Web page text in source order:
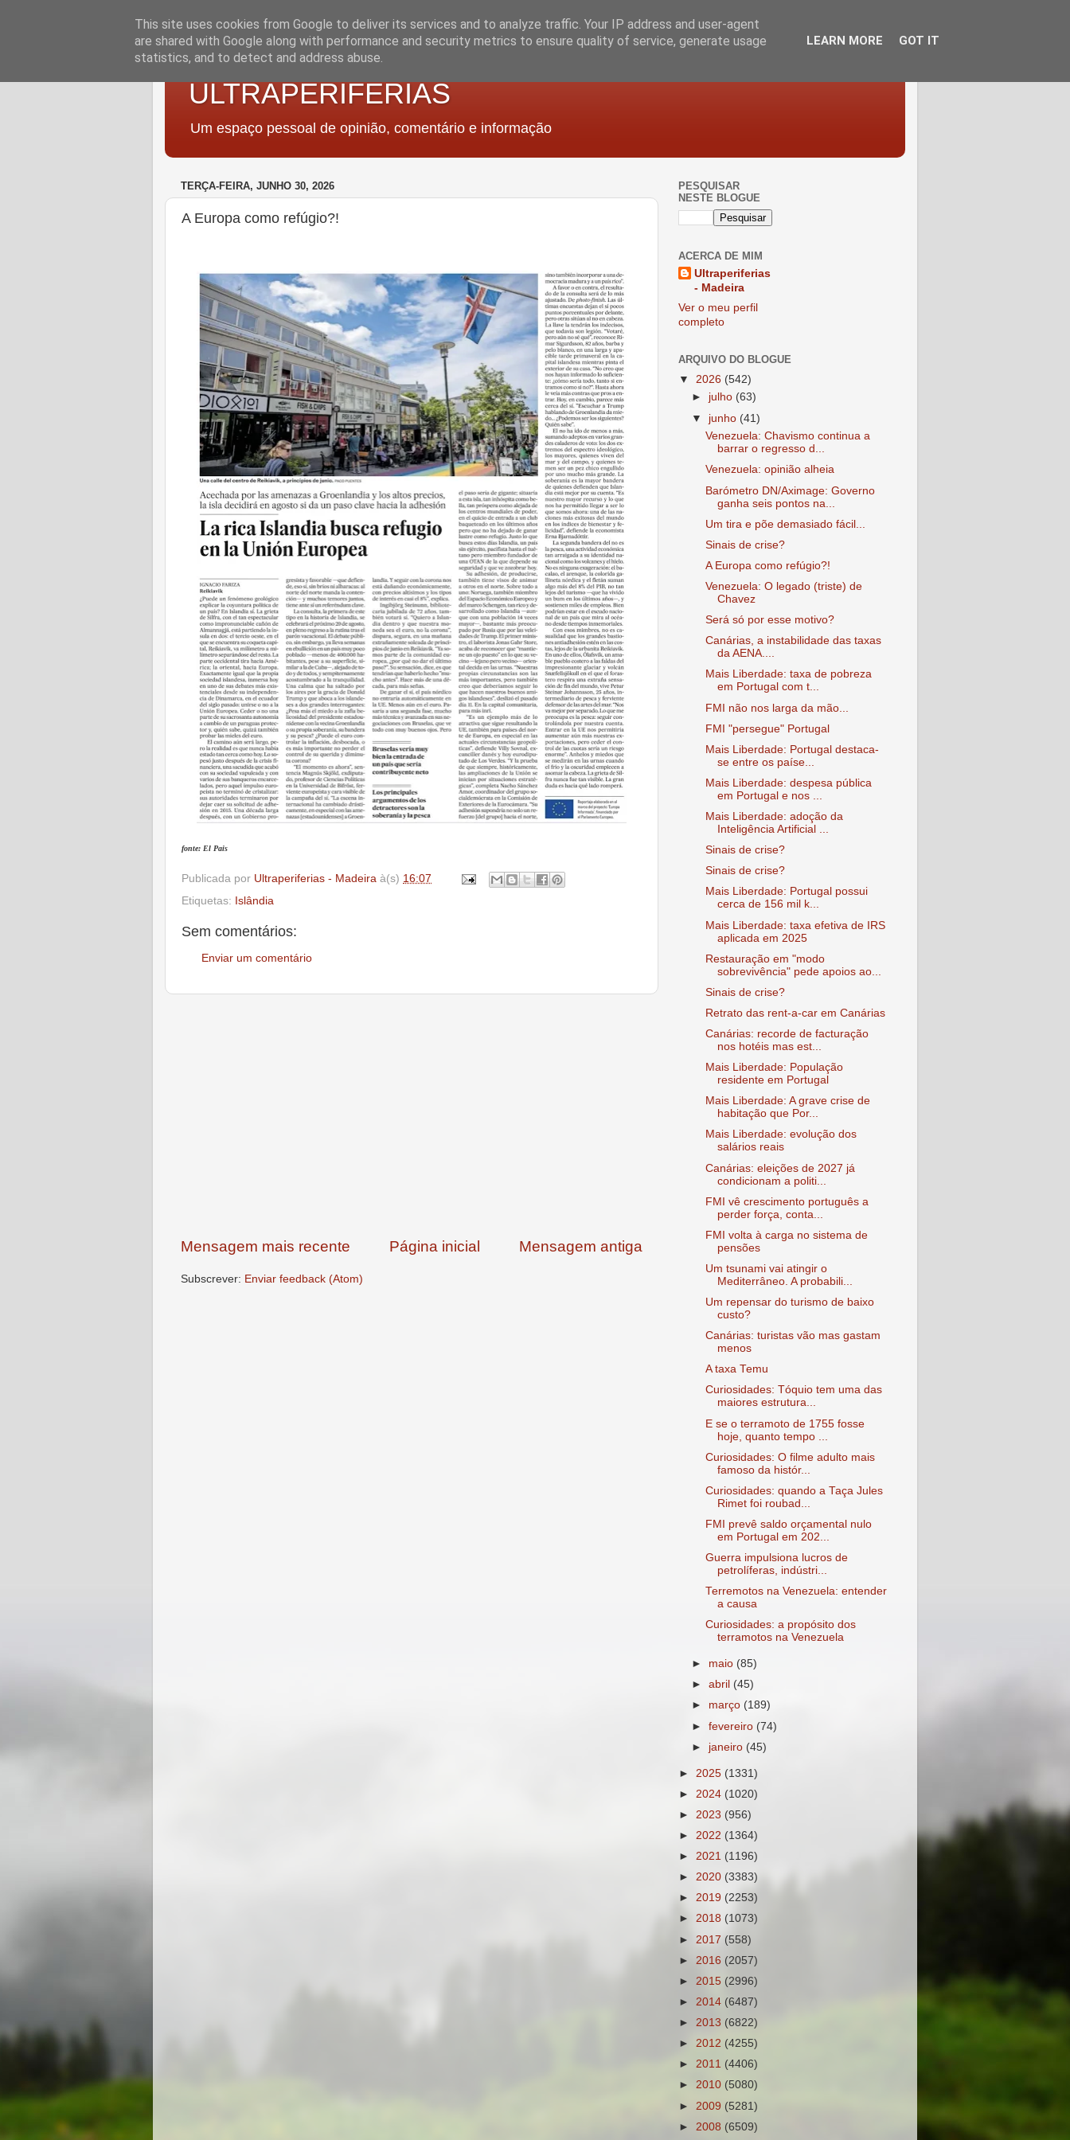
ULTRAPERIFERIAS
Um espaço pessoal de opinião, comentário e informação
TERÇA-FEIRA, JUNHO 30, 2026
A Europa como refúgio?!
fonte: El Pais
Publicada por Ultraperiferias - Madeira à(s) 16:07
Etiquetas: Islândia
Sem comentários:
Enviar um comentário
Mensagem mais recente Mensagem antiga
Página inicial
Subscrever: Enviar feedback (Atom)
PESQUISAR
NESTE BLOGUE
ACERCA DE MIM
Ultraperiferias
- Madeira
Ver o meu perfil
completo
ARQUIVO DO BLOGUE
▼ 2026 (542)
► julho (63)
▼ junho (41)
Venezuela: Chavismo continua a
barrar o regresso d...
Venezuela: opinião alheia
Barómetro DN/Aximage: Governo
ganha seis pontos na...
Um tira e põe demasiado fácil...
Sinais de crise?
A Europa como refúgio?!
Venezuela: O legado (triste) de
Chavez
Será só por esse motivo?
Canárias, a instabilidade das taxas
da AENA....
Mais Liberdade: taxa de pobreza
em Portugal com t...
FMI não nos larga da mão...
FMI "persegue" Portugal
Mais Liberdade: Portugal destaca-
se entre os paíse...
Mais Liberdade: despesa pública
em Portugal e nos ...
Mais Liberdade: adoção da
Inteligência Artificial ...
Sinais de crise?
Sinais de crise?
Mais Liberdade: Portugal possui
cerca de 156 mil k...
Mais Liberdade: taxa efetiva de IRS
aplicada em 2025
Restauração em "modo
sobrevivência" pede apoios ao...
Sinais de crise?
Retrato das rent-a-car em Canárias
Canárias: recorde de facturação
nos hotéis mas est...
Mais Liberdade: População
residente em Portugal
Mais Liberdade: A grave crise de
habitação que Por...
Mais Liberdade: evolução dos
salários reais
Canárias: eleições de 2027 já
condicionam a politi...
FMI vê crescimento português a
perder força, conta...
FMI volta à carga no sistema de
pensões
Um tsunami vai atingir o
Mediterrâneo. A probabili...
Um repensar do turismo de baixo
custo?
Canárias: turistas vão mas gastam
menos
A taxa Temu
Curiosidades: Tóquio tem uma das
maiores estrutura...
E se o terramoto de 1755 fosse
hoje, quanto tempo ...
Curiosidades: O filme adulto mais
famoso da histór...
Curiosidades: quando a Taça Jules
Rimet foi roubad...
FMI prevê saldo orçamental nulo
em Portugal em 202...
Guerra impulsiona lucros de
petrolíferas, indústri...
Terremotos na Venezuela: entender
a causa
Curiosidades: a propósito dos
terramotos na Venezuela
► maio (85)
►abril (45)
► março (189)
►fevereiro (74)
► janeiro (45)
► 2025 (1331)
► 2024 (1020)
► 2023 (956)
► 2022 (1364)
► 2021 (1196)
► 2020 (3383)
► 2019 (2253)
► 2018 (1073)
► 2017 (558)
► 2016 (2057)
► 2015 (2996)
► 2014 (6487)
► 2013 (6822)
► 2012 (4255)
► 2011 (4406)
► 2010 (5080)
► 2009 (5281)
► 2008 (6509)
This site uses cookies from Google to deliver its services and to analyze traffic. Your IP address and user-agent
are shared with Google along with performance and security metrics to ensure quality of service, generate usage
statistics, and to detect and address abuse.
LEARN MORE GOT IT